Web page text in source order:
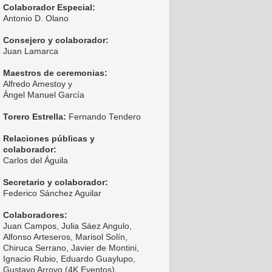
Colaborador Especial:
Antonio D. Olano
Consejero y colaborador:
Juan Lamarca
Maestros de ceremonias:
Alfredo Amestoy y
Ángel Manuel García
Torero Estrella: Fernando Tendero
Relaciones públicas y
colaborador:
Carlos del Águila
Secretario y colaborador:
Federico Sánchez Aguilar
Colaboradores:
Juan Campos, Julia Sáez Angulo,
Alfonso Arteseros, Marisol Solín,
Chiruca Serrano, Javier de Montini,
Ignacio Rubio, Eduardo Guaylupo,
Gustavo Arroyo (4K Eventos),